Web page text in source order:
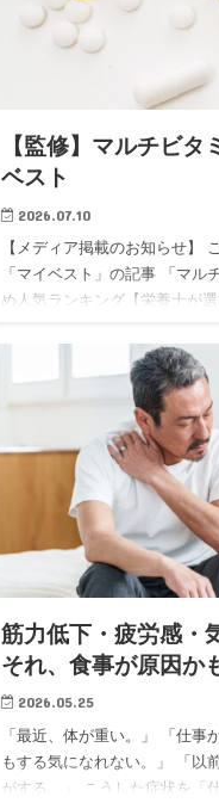
【監修】マルチビタ
ベスト
2026.07.10
【メディア掲載のお知らせ】
「マイベスト」の記事 「マル
め人気ランキング【栄養士が
筋力低下・疲労感・
それ、食事が原因か
2026.05.25
「最近、体が重い。」 「仕事
もする気になれない。」 「以
がする。」 こうした症状を「